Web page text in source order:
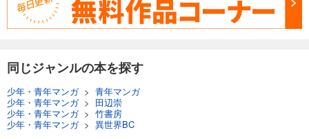
同じジャンルの本を探す
少年・青年マンガ> 青年マンガ
少年・青年マンガ> 田辺崇
少年・青年マンガ> 竹書房
少年・青年マンガ> 異世界BC